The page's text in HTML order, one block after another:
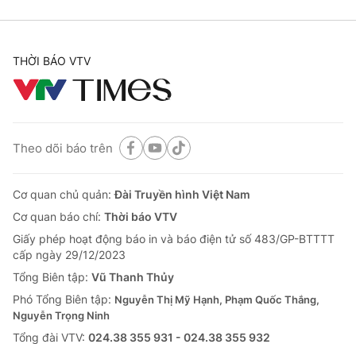
THỜI BÁO VTV
Theo dõi báo trên
Cơ quan chủ quản:Đài Truyền hình Việt Nam
Cơ quan báo chí: Thời báo VTV
Giấy phép hoạt động báo in và báo điện tử số 483/GP-BTTTT
cấp ngày 29/12/2023
Tổng Biên tập: Vũ Thanh Thủy
Phó Tổng Biên tập: Nguyễn Thị Mỹ Hạnh, Phạm Quốc Thắng,
Nguyễn Trọng Ninh
Tổng đài VTV: 024.38 355 931 - 024.38 355 932